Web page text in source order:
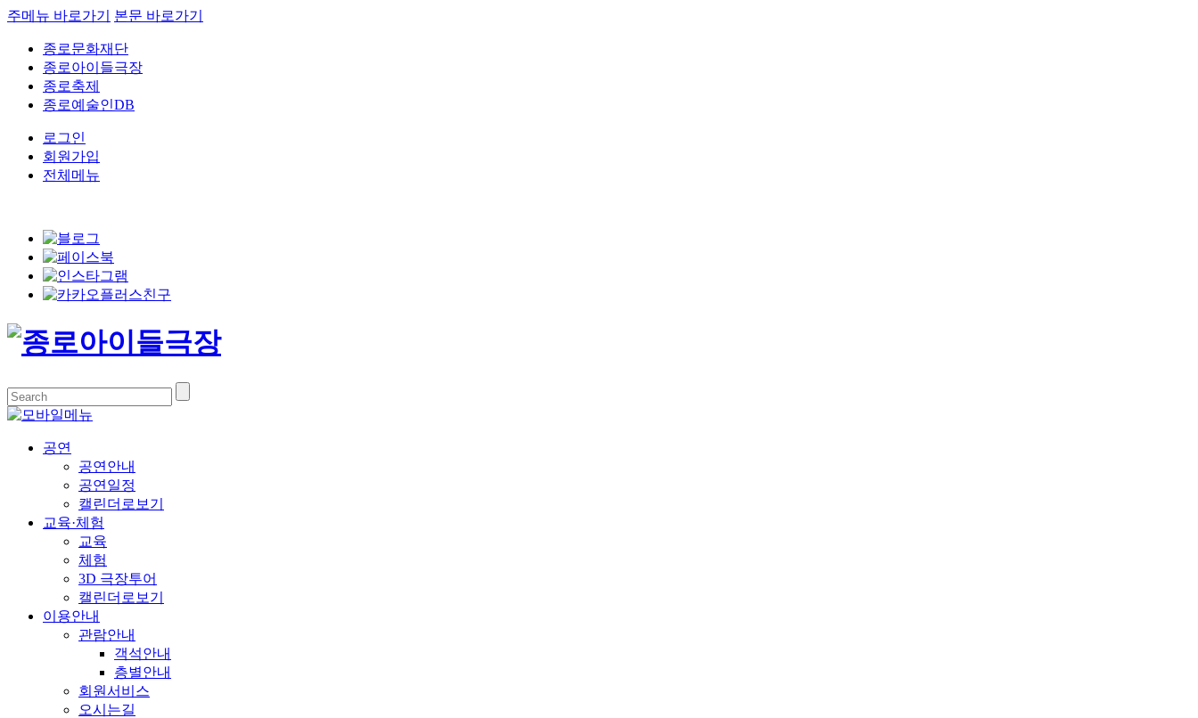
주메뉴 바로가기 본문 바로가기
종로문화재단
종로아이들극장
종로축제
종로예술인DB
로그인
회원가입
전체메뉴
공연
공연안내
공연일정
캘린더로보기
교육·체험
교육
체험
3D 극장투어
캘린더로보기
이용안내
관람안내
객석안내
층별안내
회원서비스
오시는길